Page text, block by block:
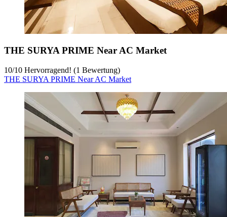
THE SURYA PRIME Near AC Market
10/10 Hervorragend! (1 Bewertung)
THE SURYA PRIME Near AC Market